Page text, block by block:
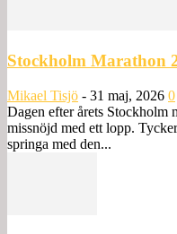
Stockholm Marathon
Mikael Tisjö - 31 maj, 2026 0
Dagen efter årets Stockholm
missnöjd med ett lopp.
springa med den...